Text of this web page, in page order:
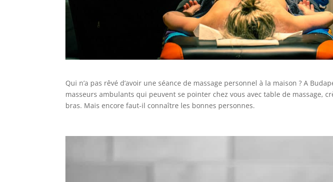
Qui n’a pas rêvé d’avoir une séance de massage personnel à la maison ? A
masseurs ambulants qui peuvent se pointer chez vous avec table de massage,
bras. Mais encore faut-il connaître les bonnes personnes.